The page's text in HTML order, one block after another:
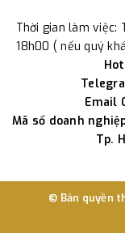
Thời gian làm việc:
18h00 ( nếu quý
Email
Mã số doanh
Tp.
© Bản quyền